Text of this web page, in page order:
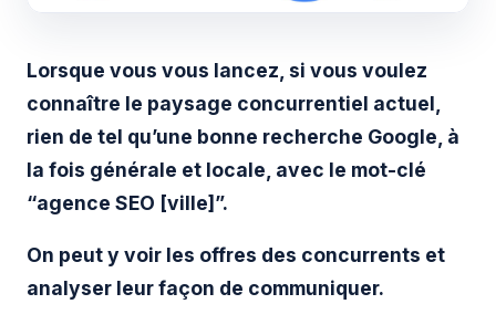
Lorsque vous vous lancez, si vous voulez
connaître le paysage concurrentiel actuel,
rien de tel qu’une bonne recherche Google, à
la fois générale et locale, avec le mot-clé
“agence SEO [ville]”.
On peut y voir les offres des concurrents et
analyser leur façon de communiquer.